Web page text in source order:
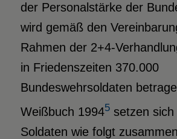
der Personalstärke der
wird gemäß den
Rahmen der 2+4-
in Friedenszeiten 370.000
Bundeswehrsoldaten
Weißbuch 19945setzen sich
Soldaten wie folgt